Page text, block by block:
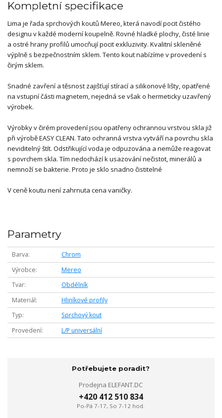
Kompletní specifikace
Lima je řada sprchových koutů Mereo, která navodí pocit čistého
designu v každé moderní koupelně. Rovné hladké plochy, čisté linie
a ostré hrany profilů umocňují pocit exkluzivity. Kvalitní skleněné
výplně s bezpečnostním sklem. Tento kout nabízíme v provedení s
čirým sklem.
Snadné zavření a těsnost zajišťují stírací a silikonové lišty, opatřené
na vstupní části magnetem, nejedná se však o hermeticky uzavřený
výrobek.
Výrobky v čirém provedení jsou opatřeny ochrannou vrstvou skla již
při výrobě EASY CLEAN. Tato ochranná vrstva vytváří na povrchu skla
neviditelný štít. Odstřikující voda je odpuzována a nemůže reagovat
s povrchem skla. Tím nedochází k usazování nečistot, minerálů a
nemnoží se bakterie. Proto je sklo snadno čistitelné
V ceně koutu není zahrnuta cena vaničky.
Parametry
Barva
Chrom
Výrobce
Mereo
Tvar
Obdélník
Materiál
Hliníkové profily
Typ
Sprchový kout
Provedení
L/P universální
Potřebujete poradit?
Prodejna ELEFANT.DC
+420 412 510 834
Po-Pá 7-17, So 7-12 hod.